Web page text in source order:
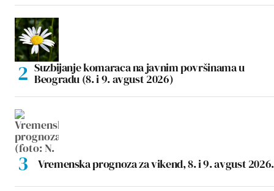
Suzbijanje komaraca na javnim površinama u
Beogradu (8. i 9. avgust 2026)
Vremenska prognoza za vikend, 8. i 9. avgust 2026.